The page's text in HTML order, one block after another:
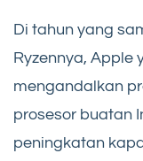
Di tahun yang
Ryzennya, Apple
mengandalkan
prosesor buatan
peningkatan